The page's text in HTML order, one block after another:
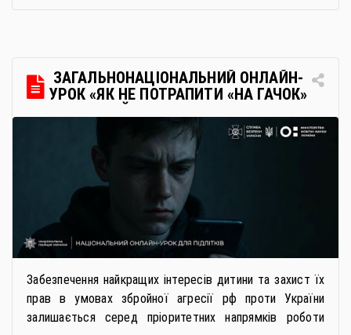
передбачає: Скористатися цією процедурою […]
ЗАГАЛЬНОНАЦІОНАЛЬНИЙ ОНЛАЙН-
УРОК «ЯК НЕ ПОТРАПИТИ «НА ГАЧОК»
РОСІЙСЬКИХ СПЕЦСЛУЖБ
Забезпечення найкращих інтересів дитини та захист їх
прав в умовах збройної агресії рф проти України
залишається серед пріоритетних напрямків роботи